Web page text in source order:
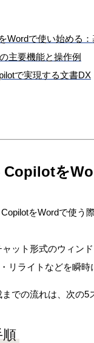
Wordで使い始める
主要機能と操作例
で実現する文書DX
を
をWordで使
ット形式のウィン
リライトなどを瞬時
での流れは、次の5
順